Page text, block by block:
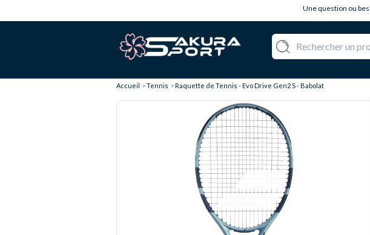
Une question ou
Accueil Tennis Raquette de Tennis - Evo Drive Gen2 S - Babolat